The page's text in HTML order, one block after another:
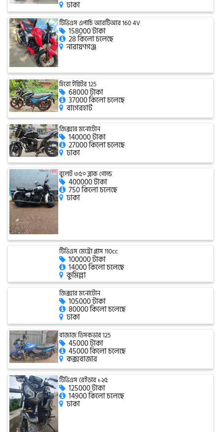
গ্রীন টাইগার (Green Tiger)
বীটল বোল্ট (Beetle Bolt)
বেনেলি (Benelli)
বেনেট (Bennett)
বিএমডাব্লিউ (BMW)
রয়েল এনফিল্ড (Royal Enfield)
এফকেএম (FKM)
হারলি ডেভিডসন
রিগাল র‍্যাপটার (Regal Raptor)
অ্যাটলাস জংশেন
পিএইচপি (PHP)
জিপিএক্স (GPX)
ঢাকা
টিভিএস এপাচি আরটিআর 160 4V
158000 টাকা
28 কিলো চলেছে
নারায়ণগঞ্জ
হিরো ইগ্নিটর 125
68000 টাকা
37000 কিলো চলেছে
বাগেরহাট
জিক্সার মনোটোন
140000 টাকা
27000 কিলো চলেছে
ঢাকা
বুলেট ৩৫০ ব্লাক গোল্ড
400000 টাকা
750 কিলো চলেছে
ঢাকা
টিভিএস মেট্রো প্লাস 110cc
100000 টাকা
14000 কিলো চলেছে
কুমিল্লা
জিক্সার মনোটোন
105000 টাকা
80000 কিলো চলেছে
ঢাকা
বাজাজ ডিসকভার 125
45000 টাকা
45000 কিলো চলেছে
কক্সবাজার
টিভিএস রেইডার ১২৫
125000 টাকা
14900 কিলো চলেছে
ঢাকা